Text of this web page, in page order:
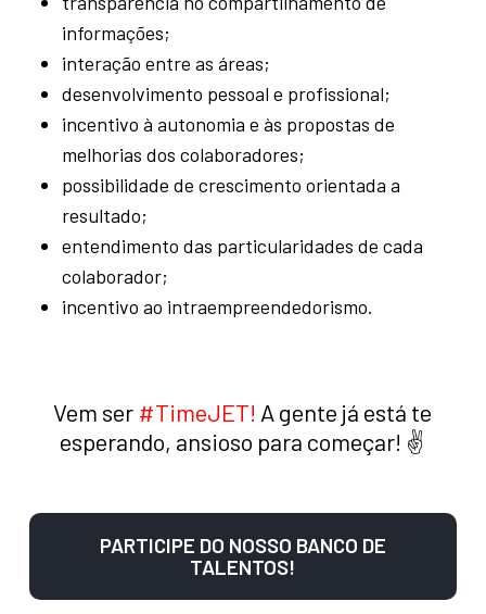
informações;
interação entre as áreas;
desenvolvimento pessoal e profissional;
incentivo à autonomia e às propostas de
melhorias dos colaboradores;
possibilidade de crescimento orientada a
resultado;
entendimento das particularidades de cada
colaborador;
incentivo ao intraempreendedorismo.
Vem ser #TimeJET! A gente já está te
esperando, ansioso para começar! ✌️
PARTICIPE DO NOSSO BANCO DE
TALENTOS!